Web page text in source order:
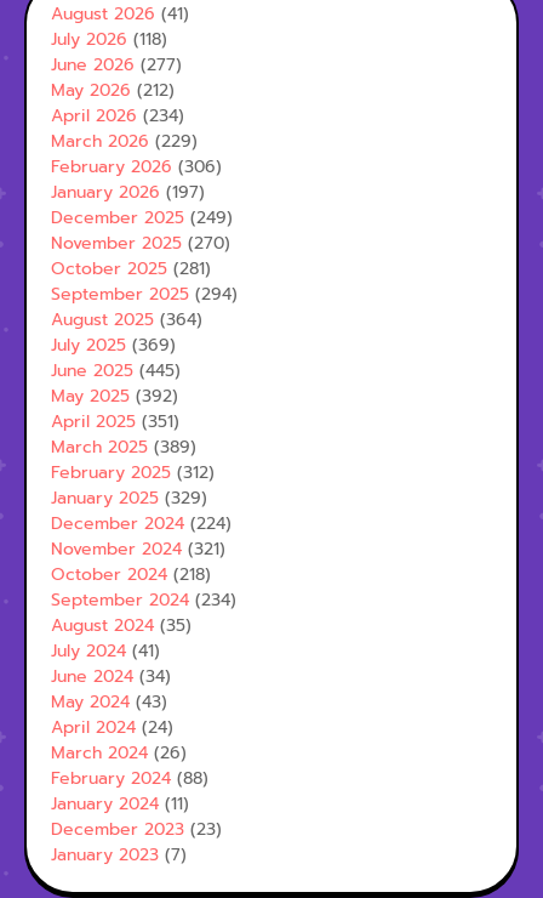
August 2026 (41)
July 2026 (118)
June 2026 (277)
May 2026 (212)
April 2026 (234)
March 2026 (229)
February 2026 (306)
January 2026 (197)
December 2025 (249)
November 2025 (270)
October 2025 (281)
September 2025 (294)
August 2025 (364)
July 2025 (369)
June 2025 (445)
May 2025 (392)
April 2025 (351)
March 2025 (389)
February 2025 (312)
January 2025 (329)
December 2024 (224)
November 2024 (321)
October 2024 (218)
September 2024 (234)
August 2024 (35)
July 2024 (41)
June 2024 (34)
May 2024 (43)
April 2024 (24)
March 2024 (26)
February 2024 (88)
January 2024 (11)
December 2023 (23)
January 2023 (7)